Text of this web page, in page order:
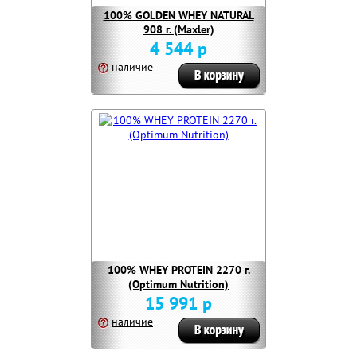
100% GOLDEN WHEY NATURAL
908 г. (Maxler)
4 544 р
наличие
100% WHEY PROTEIN 2270 г.
(Optimum Nutrition)
15 991 р
наличие